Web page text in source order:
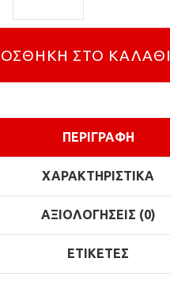
ΣΤΟ ΚΑΛΆΘΙ
ΠΕΡΙΓΡΑΦΉ
ΧΑΡΑΚΤΗΡΙΣΤΙΚΆ
ΑΞΙΟΛΟΓΉΣΕΙΣ (0)
ΕΤΙΚΈΤΕΣ